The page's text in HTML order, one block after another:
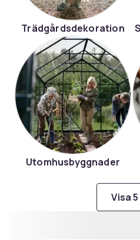
Trädgårdsdekoration
Utomhusbyggnader
Visa